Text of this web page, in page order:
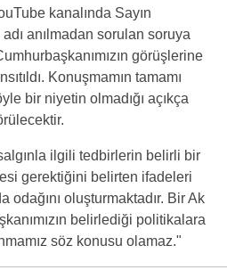
kanalında Sayın
adı anılmadan sorulan soruya
görüşlerine
Konuşmamın tamamı
bir niyetin olmadığı açıkça
ilgili tedbirlerin belirli bir
gerektiğini belirten ifadeleri
odağını oluşturmaktadır. Bir Ak
belirlediği politikalara
söz konusu olamaz."